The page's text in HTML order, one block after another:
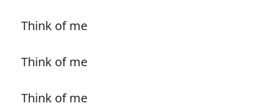
Think of me
Think of me
Think of me